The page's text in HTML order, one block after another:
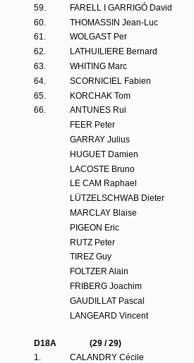
59. FARELL I GARRIGÓ David
60.
THOMASSIN Jean-Luc
61.
WOLGAST Per
62.
LATHUILIERE Bernard
63.
WHITING Marc
64.
SCORNICIEL Fabien
65.
KORCHAK Tom
66.
ANTUNES Rui
FEER Peter
GARRAY Julius
HUGUET Damien
LACOSTE Bruno
LE CAM Raphael
LÜTZELSCHWAB Dieter
MARCLAY Blaise
PIGEON Eric
RUTZ Peter
TIREZ Guy
FOLTZER Alain
FRIBERG Joachim
GAUDILLAT Pascal
LANGEARD Vincent
D18A
(29 / 29)
1.
CALANDRY Cécile